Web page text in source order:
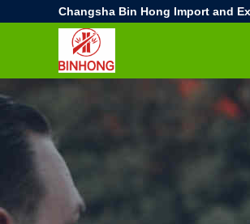
Changsha Bin Hong Import and